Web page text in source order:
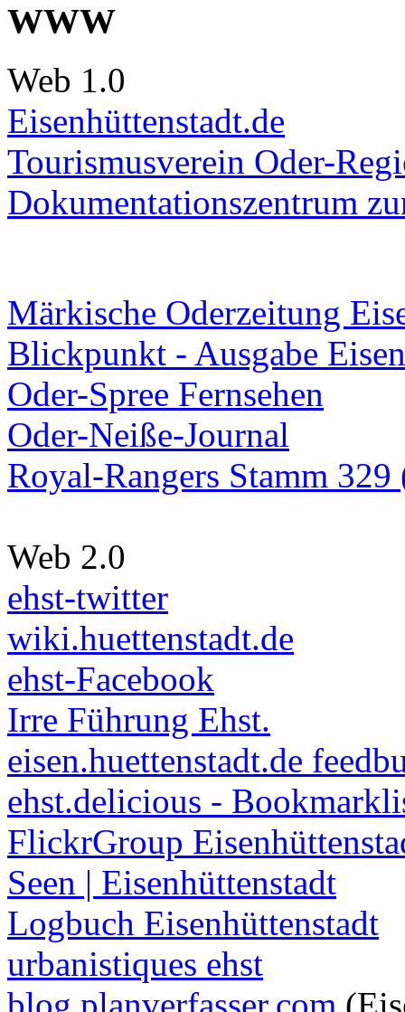
WWW
Web 1.0
Eisenhüttenstadt.de
Tourismusverein Oder-
Dokumentationszentrum
Märkische Oderzeitung
Blickpunkt - Ausgabe
Oder-Spree Fernsehen
Oder-Neiße-Journal
Royal-Rangers Stamm
Web 2.0
ehst-twitter
wiki.huettenstadt.de
ehst-Facebook
Irre Führung Ehst.
eisen.huettenstadt.de
ehst.delicious -
FlickrGroup
Seen | Eisenhüttenstadt
Logbuch Eisenhüttenstadt
urbanistiques ehst